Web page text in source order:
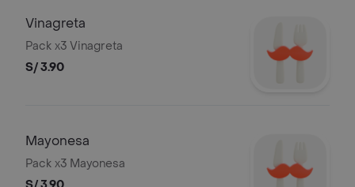
Vinagreta
Pack x3 Vinagreta
S/ 3.90
Mayonesa
Pack x3 Mayonesa